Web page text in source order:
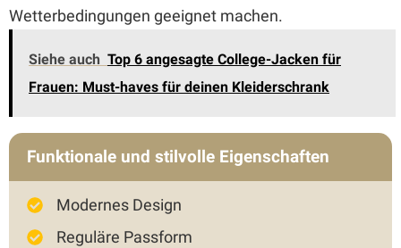
Wetterbedingungen geeignet machen.
Siehe auch Top 6 angesagte College-Jacken für
Frauen: Must-haves für deinen Kleiderschrank
Funktionale und stilvolle Eigenschaften
Modernes Design
Reguläre Passform